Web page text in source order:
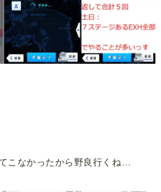
こなかったから野良行くね…